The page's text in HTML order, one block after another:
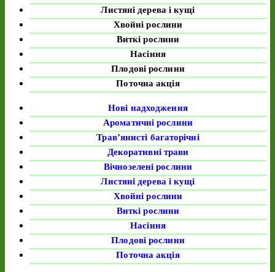
Листяні дерева і кущі
Хвойні рослини
Виткі рослини
Насіння
Плодові рослини
Поточна акція
Нові надходження
Ароматичні рослини
Трав’янисті багаторічні
Декоративні трави
Вічнозелені рослини
Листяні дерева і кущі
Хвойні рослини
Виткі рослини
Насіння
Плодові рослини
Поточна акція